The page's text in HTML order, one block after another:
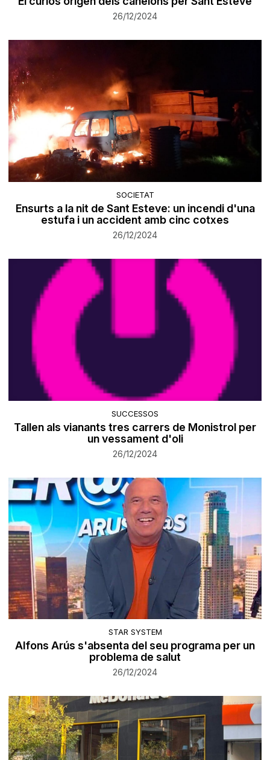
26/12/2024
SOCIETAT
Ensurts a la nit de Sant Esteve: un incendi d'una
estufa i un accident amb cinc cotxes
26/12/2024
SUCCESSOS
Tallen als vianants tres carrers de Monistrol per
un vessament d'oli
26/12/2024
STAR SYSTEM
Alfons Arús s'absenta del seu programa per un
problema de salut
26/12/2024